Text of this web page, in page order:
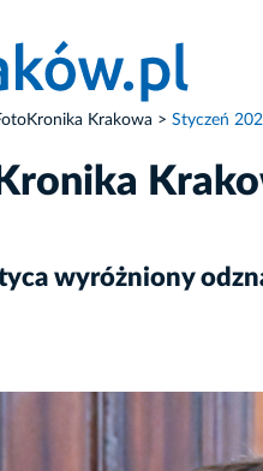
Krakowa Styczeń
wyróżniony